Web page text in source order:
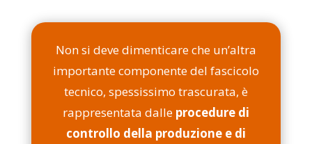
Non si deve dimenticare che un’altra
importante componente del fascicolo
tecnico, spessissimo trascurata, è
rappresentata dalle procedure di
controllo della produzione e di